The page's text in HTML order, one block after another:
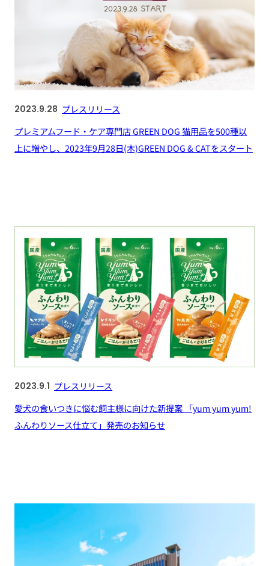
2023.9.28 プレスリリース
プレミアムフード・ケア専門店 GREEN DOG 猫用品を500種以
上に増やし、2023年9月28日(木)GREEN DOG & CATをスタート
2023.9.1 プレスリリース
愛犬の食いつきに悩む飼主様に向けた新提案 「yum yum yum!
ふんわりソース仕立て」発売のお知らせ